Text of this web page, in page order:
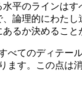
平のラインはす
論理的にわたし
るか決めること
べてのディテー
ます。この点は